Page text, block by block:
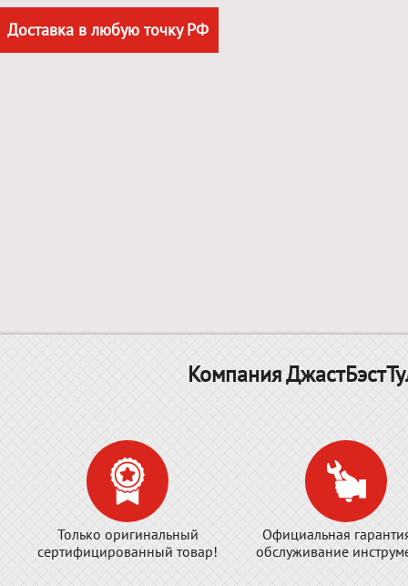
Доставка в любую точку РФ
Компания
Только оригинальный
сертифицированный товар!
Официальная
обслуживание